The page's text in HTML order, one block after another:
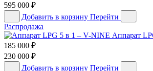
595 000 ₽
Добавить в корзину Перейти
Распродажа
Аппарат
185 000 ₽
230 000 ₽
Добавить в корзину Перейти